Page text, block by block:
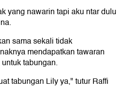
yang nawarin tapi aku ntar dulu
sama sekali tidak
mendapatkan tawaran
tabungan.
tabungan Lily ya," tutur Raffi